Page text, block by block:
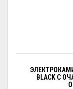
BLACK С